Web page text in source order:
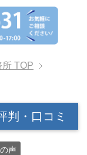
所 TOP
判・口コミ
声